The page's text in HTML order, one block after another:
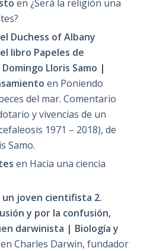
en ¿Será la religión una
Duchess of Albany
libro Papeles de
Lloris Samo |
en Poniendo
del mar. Comentario
y vivencias de un
1971 – 2018), de
Samo.
en Hacia una ciencia
joven cientifista 2.
y por la confusión,
darwinista | Biología y
en Charles Darwin, fundador